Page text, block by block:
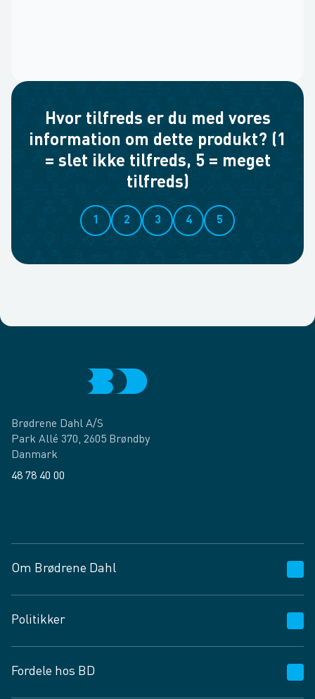
Hvor tilfreds er du med vores
information om dette produkt? (1
= slet ikke tilfreds, 5 = meget
tilfreds)
1 2 3 4 5
Brødrene Dahl A/S
Park Allé 370, 2605 Brøndby
Danmark
48 78 40 00
Om Brødrene Dahl
Vagttelefon 30 10 89 89
Spørgsmål og svar
Job og karriere
Politikker
Privatlivspolitik
Fordele hos BD